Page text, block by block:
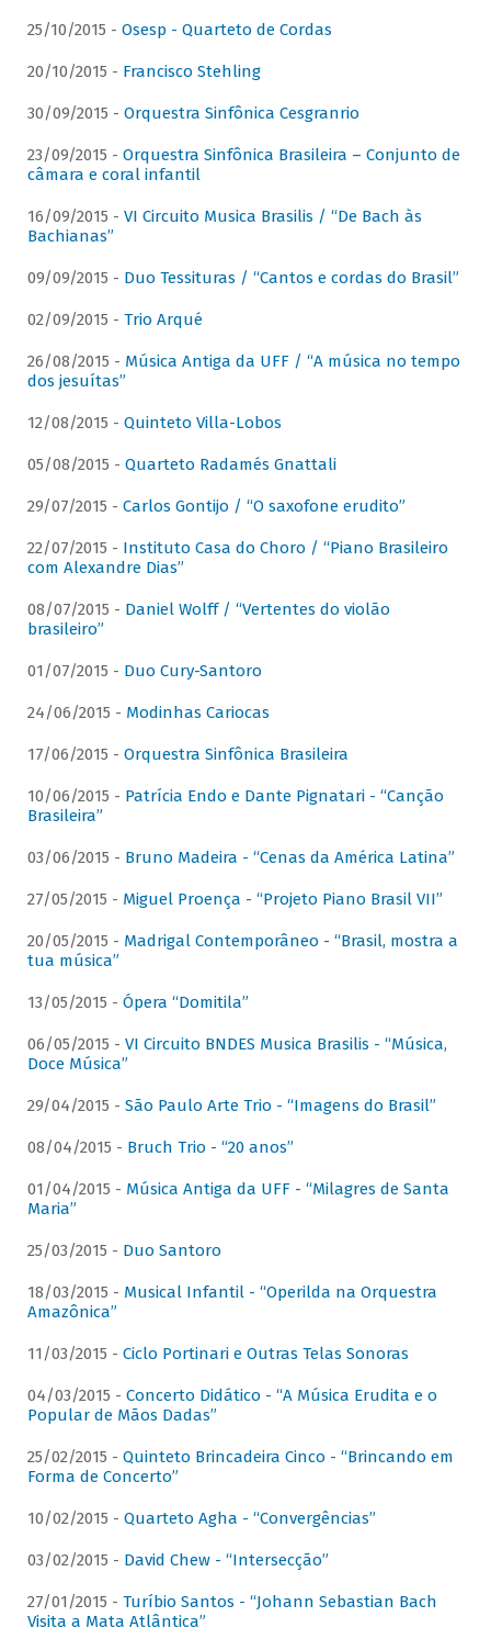
25/10/2015 - Osesp - Quarteto de Cordas
20/10/2015 - Francisco Stehling
30/09/2015 - Orquestra Sinfônica Cesgranrio
23/09/2015 - Orquestra Sinfônica Brasileira – Conjunto de
câmara e coral infantil
16/09/2015 - VI Circuito Musica Brasilis / “De Bach às
Bachianas”
09/09/2015 - Duo Tessituras / “Cantos e cordas do Brasil”
02/09/2015 - Trio Arqué
26/08/2015 - Música Antiga da UFF / “A música no tempo
dos jesuítas”
12/08/2015 - Quinteto Villa-Lobos
05/08/2015 - Quarteto Radamés Gnattali
29/07/2015 - Carlos Gontijo / “O saxofone erudito”
22/07/2015 - Instituto Casa do Choro / “Piano Brasileiro
com Alexandre Dias”
08/07/2015 - Daniel Wolff / “Vertentes do violão
brasileiro”
01/07/2015 - Duo Cury-Santoro
24/06/2015 - Modinhas Cariocas
17/06/2015 - Orquestra Sinfônica Brasileira
10/06/2015 - Patrícia Endo e Dante Pignatari - “Canção
Brasileira”
03/06/2015 - Bruno Madeira - “Cenas da América Latina”
27/05/2015 - Miguel Proença - “Projeto Piano Brasil VII”
20/05/2015 - Madrigal Contemporâneo - “Brasil, mostra a
tua música”
13/05/2015 - Ópera “Domitila”
06/05/2015 - VI Circuito BNDES Musica Brasilis - “Música,
Doce Música”
29/04/2015 - São Paulo Arte Trio - “Imagens do Brasil”
08/04/2015 - Bruch Trio - “20 anos”
01/04/2015 - Música Antiga da UFF - “Milagres de Santa
Maria”
25/03/2015 - Duo Santoro
18/03/2015 - Musical Infantil - “Operilda na Orquestra
Amazônica”
11/03/2015 - Ciclo Portinari e Outras Telas Sonoras
04/03/2015 - Concerto Didático - “A Música Erudita e o
Popular de Mãos Dadas”
25/02/2015 - Quinteto Brincadeira Cinco - “Brincando em
Forma de Concerto”
10/02/2015 - Quarteto Agha - “Convergências”
03/02/2015 - David Chew - “Intersecção”
27/01/2015 - Turíbio Santos - “Johann Sebastian Bach
Visita a Mata Atlântica”